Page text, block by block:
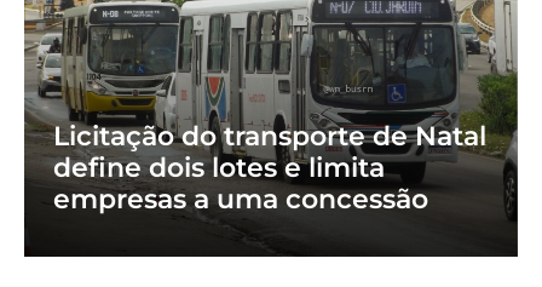
Licitação do transporte de Natal
define dois lotes e limita
empresas a uma concessão